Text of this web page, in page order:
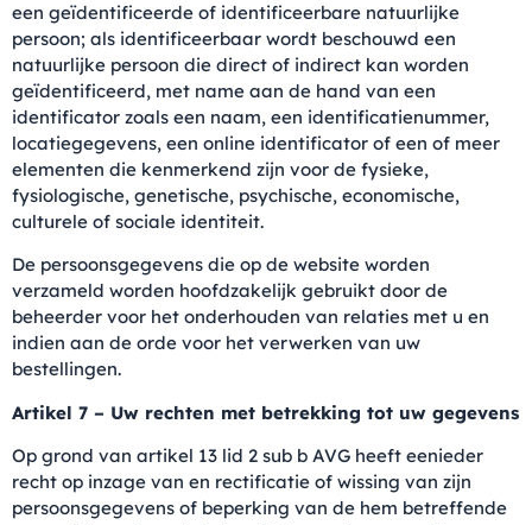
een geïdentificeerde of identificeerbare natuurlijke
persoon; als identificeerbaar wordt beschouwd een
natuurlijke persoon die direct of indirect kan worden
geïdentificeerd, met name aan de hand van een
identificator zoals een naam, een identificatienummer,
locatiegegevens, een online identificator of een of meer
elementen die kenmerkend zijn voor de fysieke,
fysiologische, genetische, psychische, economische,
culturele of sociale identiteit.
De persoonsgegevens die op de website worden
verzameld worden hoofdzakelijk gebruikt door de
beheerder voor het onderhouden van relaties met u en
indien aan de orde voor het verwerken van uw
bestellingen.
Artikel 7 – Uw rechten met betrekking tot uw gegevens
Op grond van artikel 13 lid 2 sub b AVG heeft eenieder
recht op inzage van en rectificatie of wissing van zijn
persoonsgegevens of beperking van de hem betreffende